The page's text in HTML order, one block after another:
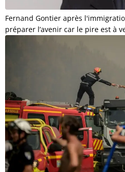
Fernand Gontier après
préparer l’avenir car le pire est à